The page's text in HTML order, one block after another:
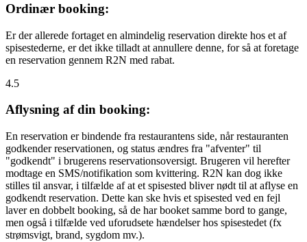
Ordinær booking:
Er der allerede fortaget en almindelig reservation direkte hos et af
spisestederne, er det ikke tilladt at annullere denne, for så at foretage
en reservation gennem R2N med rabat.
4.5
Aflysning af din booking:
En reservation er bindende fra restaurantens side, når restauranten
godkender reservationen, og status ændres fra "afventer" til
"godkendt" i brugerens reservationsoversigt. Brugeren vil herefter
modtage en SMS/notifikation som kvittering. R2N kan dog ikke
stilles til ansvar, i tilfælde af at et spisested bliver nødt til at aflyse en
godkendt reservation. Dette kan ske hvis et spisested ved en fejl
laver en dobbelt booking, så de har booket samme bord to gange,
men også i tilfælde ved uforudsete hændelser hos spisestedet (fx
strømsvigt, brand, sygdom mv.).